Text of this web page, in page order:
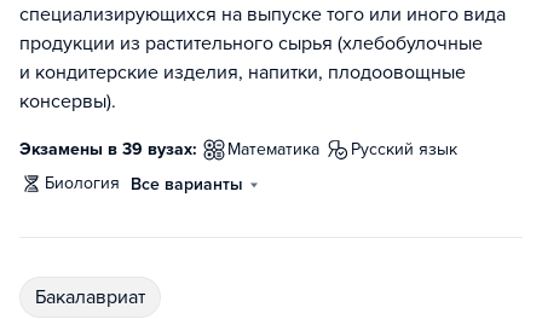
специализирующихся на выпуске того или иного вида
продукции из растительного сырья (хлебобулочные
и кондитерские изделия, напитки, плодоовощные
консервы).
Экзамены в 39 вузах: математика
русский язык
биология
Все варианты
бакалавриат